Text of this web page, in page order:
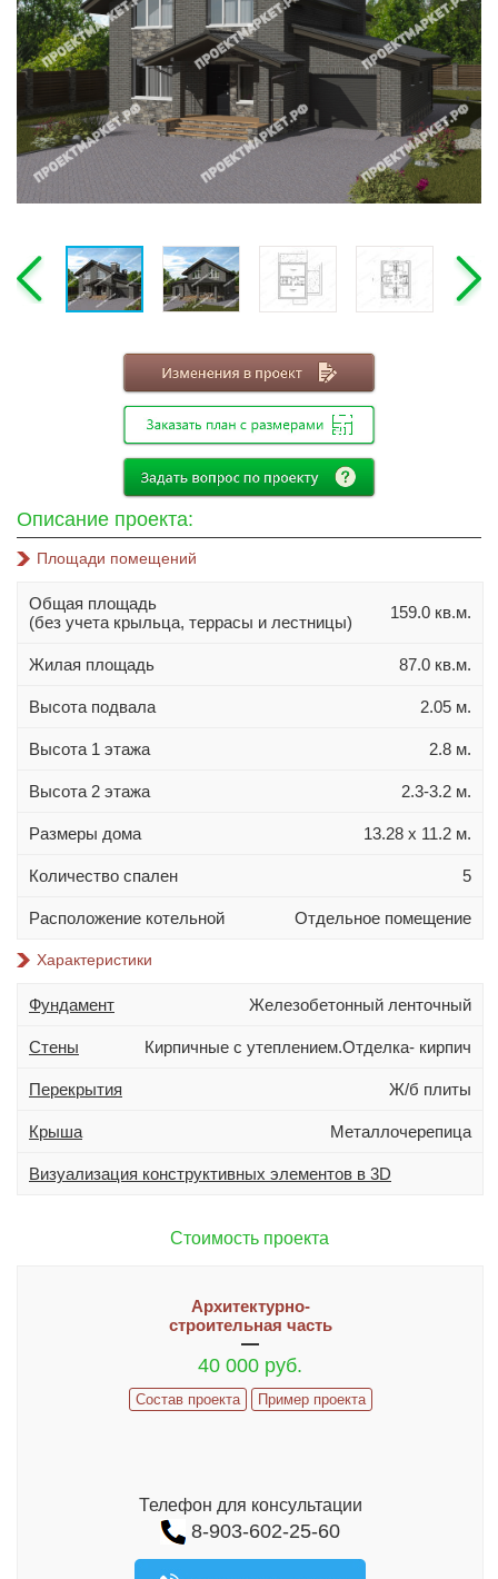
Этажность
Одноэтажные
Двухэтажные
Мансарда
Габариты
8х8
8х9
8х10
8х11
10х12
11х11
11х14
11х15
12х14
Материал стен
Газобетон
Кирпич
Керамзитобетонный блок
Дополнительно
Гараж
Эркер
Как заказать проект
Гарантии и сервис
ИЗМЕНЕНИЯ В ПРОЕКТ И ДОПЫ
Описание проекта:
Площади помещений
Общая площадь
(без учета крыльца, террасы и лестницы)
159.0 кв.м.
Жилая площадь 87.0 кв.м.
Высота подвала 2.05 м.
Высота 1 этажа 2.8 м.
Высота 2 этажа 2.3-3.2 м.
Размеры дома 13.28 х 11.2 м.
Количество спален 5
Расположение котельной Отдельное помещение
Характеристики
Фундамент Железобетонный ленточный
Стены Кирпичные с утеплением.Отделка- кирпич
Перекрытия Ж/б плиты
Крыша Металлочерепица
Визуализация конструктивных элементов в 3D
Стоимость проекта
Архитектурно-
строительная часть
40 000 руб.
Состав проекта Пример проекта
Телефон для консультации
8-903-602-25-60